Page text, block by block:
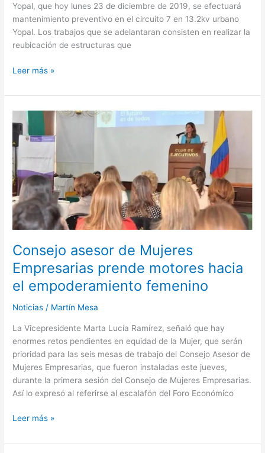
Yopal, que hoy lunes 23 de diciembre de 2019, se efectuará
mantenimiento preventivo en el circuito 7 en 13.2kv urbano
Yopal. Los trabajos que se adelantaran consisten en realizar la
reubicación de estructuras que
Leer más »
Consejo asesor de Mujeres
Empresarias prende motores hacia
el empoderamiento femenino
Noticias / Martín Mesa
La Vicepresidente Marta Lucía Ramírez, señaló que hay
enormes retos pendientes en equidad de la Mujer, que serán
prioridad para las seis mesas de trabajo del Consejo Asesor de
Mujeres Empresarias, que fueron instaladas este jueves,
durante la primera sesión del Consejo de Mujeres Empresarias.
Así lo expresó al referirse al escalafón del Foro Económico
Consejo
asesor
de
Mujeres
Empresarias
prende
motores
hacia
el
empoderamiento
femenino
Leer más »